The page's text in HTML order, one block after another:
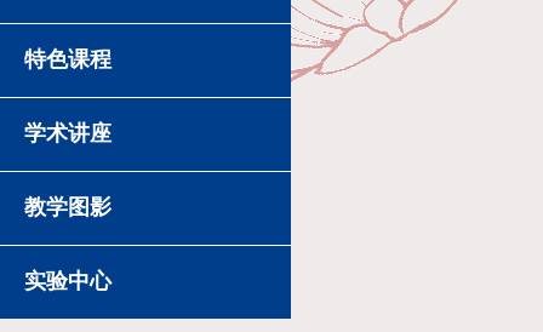
特色课程
学术讲座
教学图影
实验中心